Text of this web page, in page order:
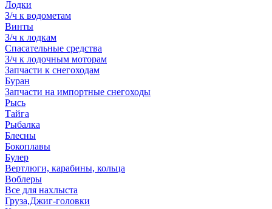
Лодки
З/ч к водометам
Винты
З/ч к лодкам
Спасательные средства
З/ч к лодочным моторам
Запчасти к снегоходам
Буран
Запчасти на импортные снегоходы
Рысь
Тайга
Рыбалка
Блесны
Бокоплавы
Булер
Вертлюги, карабины, кольца
Воблеры
Все для нахлыста
Груза,Джиг-головки